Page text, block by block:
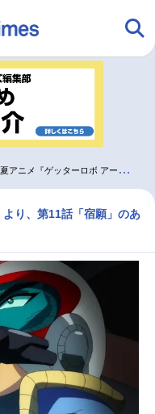
アニメ
トレンド 無料マンガ
声優記事一覧
実写化映画一覧
夏アニメ『ゲッターロボ アーク』第11話あらすじ＆先行場面カットが公開
り、第11話「宿願」のあ